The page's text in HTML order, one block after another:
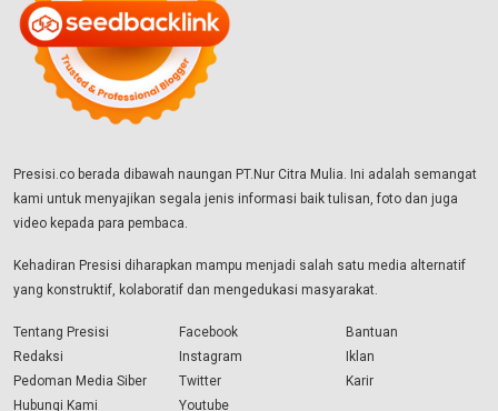
Presisi.co berada dibawah naungan PT.Nur Citra Mulia. Ini adalah semangat
kami untuk menyajikan segala jenis informasi baik tulisan, foto dan juga
video kepada para pembaca.
Kehadiran Presisi diharapkan mampu menjadi salah satu media alternatif
yang konstruktif, kolaboratif dan mengedukasi masyarakat.
Tentang Presisi
Redaksi
Pedoman Media Siber
Hubungi Kami
Facebook
Instagram
Twitter
Youtube
Bantuan
Iklan
Karir